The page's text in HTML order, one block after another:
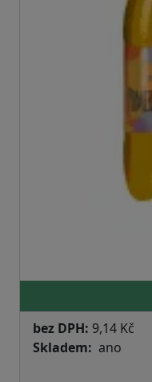
bez DPH: 9,14 Kč
Skladem
ano